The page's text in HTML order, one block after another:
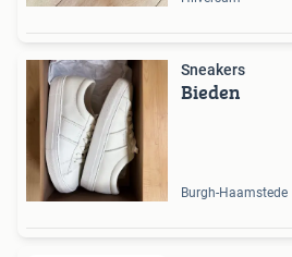
Sneakers
Bieden
Burgh-Haamstede